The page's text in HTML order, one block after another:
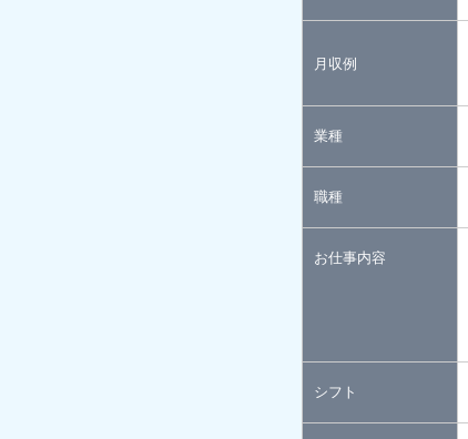
月収例
業種
職種
お仕事内容
シフト